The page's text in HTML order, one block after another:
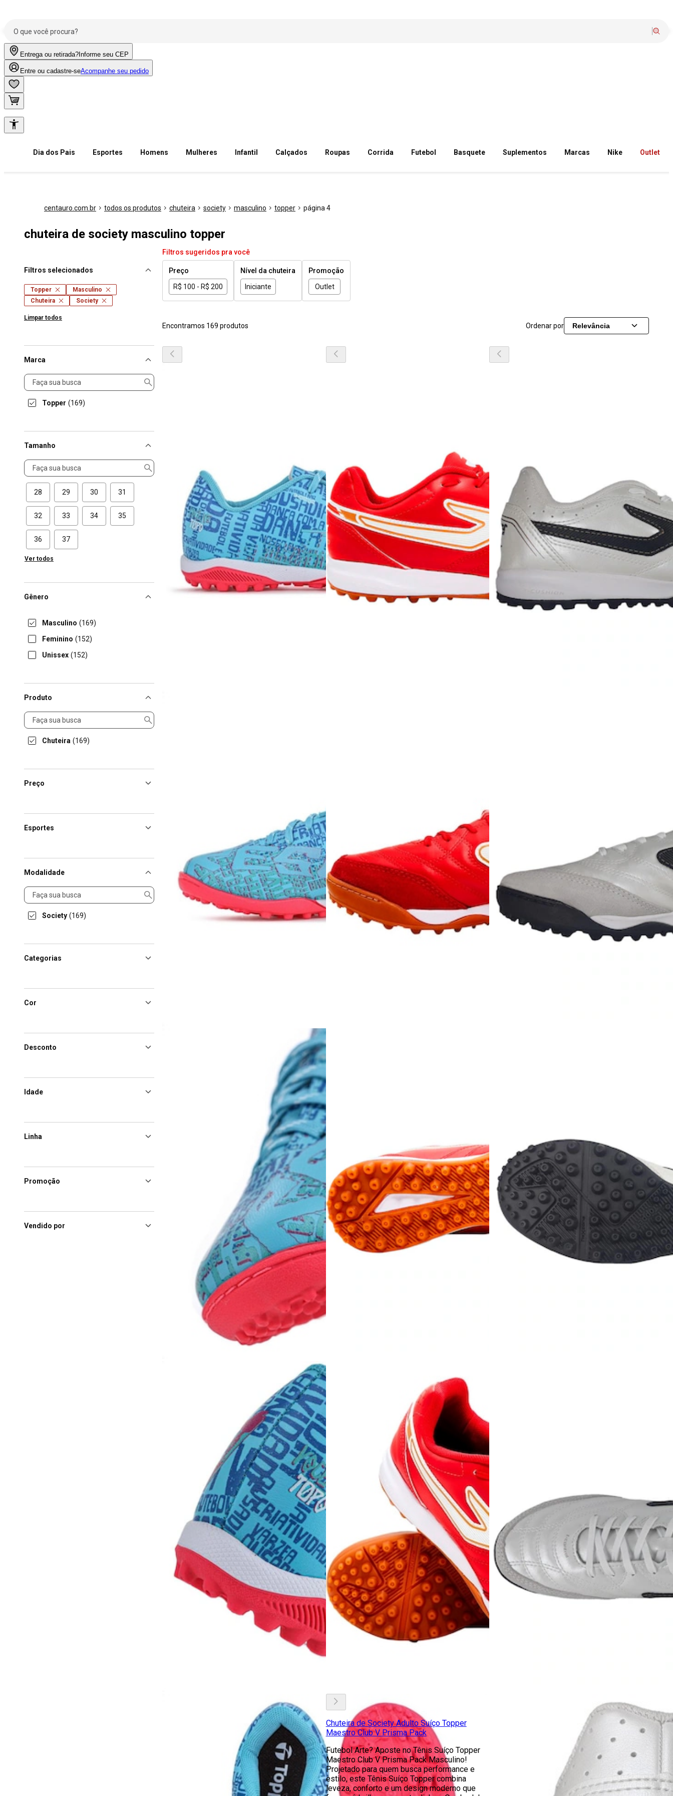
Entrega ou retirada? Informe seu CEP
Entre ou cadastre-seAcompanhe seu pedido
Dia dos Pais Esportes Homens Mulheres Infantil Calçados Roupas Corrida Futebol Basquete Suplementos Marcas Nike Outlet
centauro.com.br todos os produtos chuteira society masculino topper página 4
chuteira de society masculino topper
Filtros selecionados
Topper
Masculino
Chuteira
Society
Limpar todos
Marca
Marca
Topper (169)
Tamanho
Tamanho
28 29 30 31
32 33 34 35
36 37
Ver todos
Gênero
Masculino (169)
Feminino (152)
Unissex (152)
Produto
Produto
Chuteira (169)
Preço
Esportes
Modalidade
Modalidade
Society (169)
Categorias
Cor
Desconto
Idade
Linha
Promoção
Vendido por
Filtros sugeridos pra você
Preço
R$ 100 - R$ 200
Nível da chuteira
Iniciante
Promoção
Outlet
Encontramos 169 produtos Ordenar por Relevância
Chuteira de Society Adulto Suíço Topper
Maestro Club V Prisma Pack
Futebol Arte? Aposte no Tênis Suíço Topper
Maestro Club V Prisma Pack Masculino!
Projetado para quem busca performance e
estilo, este Tênis Suíço Topper combina
leveza, conforto e um design moderno que